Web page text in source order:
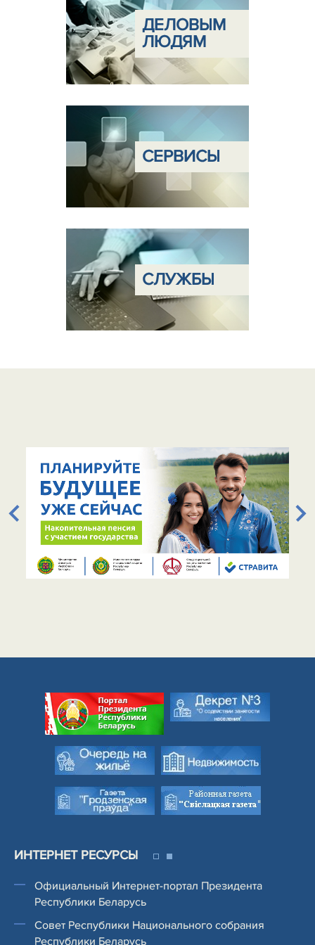
ДЕЛОВЫМ
ЛЮДЯМ
СЕРВИСЫ
СЛУЖБЫ
ИНТЕРНЕТ РЕСУРСЫ
Официальный Интернет-портал Президента
Республики Беларусь
Совет Республики Национального собрания
Республики Беларусь